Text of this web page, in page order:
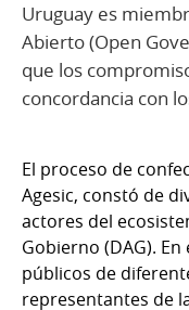
Uruguay es
Abierto (Open
que los
concordancia con
El proceso de
Agesic, constó de
actores del
Gobierno (DAG).
públicos de
representantes de